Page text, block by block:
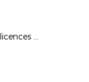
Dématérialisation des licences et cotisations en ligne - Pourquoi y passer ?